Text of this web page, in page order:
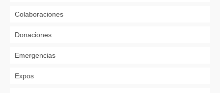
Colaboraciones
Donaciones
Emergencias
Expos